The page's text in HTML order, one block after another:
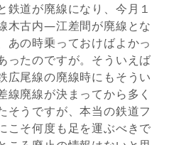
鉄道が廃線になり、今月１
木古内―江差間が廃線とな
あの時乗っておけばよかっ
ったのですが。そういえば
広尾線の廃線時にもそうい
線廃線が決まってから多く
そうですが、本当の鉄道フ
こそ何度も足を運ぶべきで